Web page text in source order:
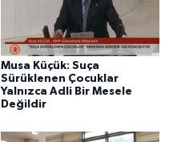
Musa Küçük: Suça
Sürüklenen Çocuklar
Yalnızca Adli Bir Mesele
Değildir